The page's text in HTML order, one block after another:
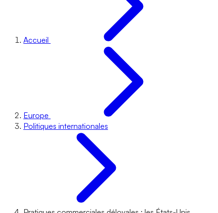
Accueil
Europe
Politiques internationales